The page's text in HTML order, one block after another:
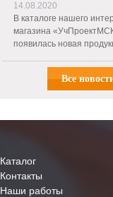
14.08.2020
В каталоге нашего
магазина
появилась новая
Все
Каталог
Контакты
Наши работы